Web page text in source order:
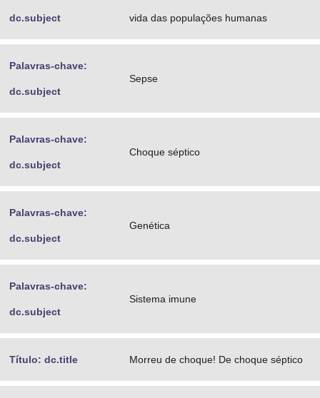
dc.subject vida das populações humanas
Palavras-chave:
dc.subject
Sepse
Palavras-chave:
dc.subject
Choque séptico
Palavras-chave:
dc.subject
Genética
Palavras-chave:
dc.subject
Sistema imune
Título: dc.title Morreu de choque! De choque séptico